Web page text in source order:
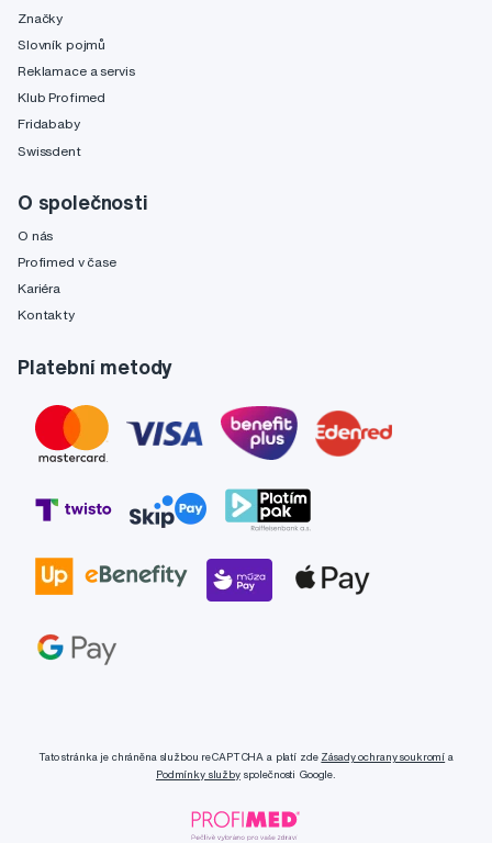
Značky
Slovník pojmů
Reklamace a servis
Klub Profimed
Fridababy
Swissdent
O společnosti
O nás
Profimed v čase
Kariéra
Kontakty
Platební metody
Tato stránka je chráněna službou reCAPTCHA a platí zde Zásady ochrany soukromí a
Podmínky službyspolečnosti Google.